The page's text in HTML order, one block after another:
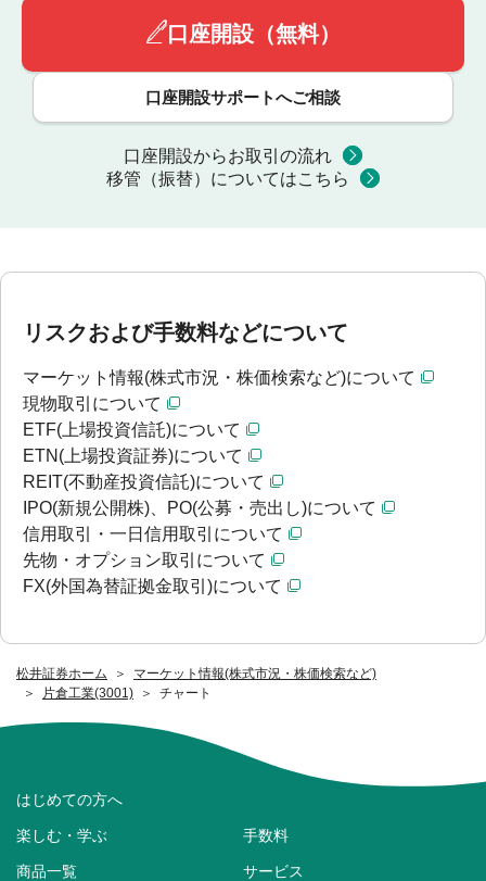
松井証券ホーム
マーケット情報(株式市況・株価検索など)
片倉工業(3001)
チャート
口座開設（無料）
口座開設サポートへご相談
口座開設からお取引の流れ
移管（振替）についてはこちら
リスクおよび手数料などについて
マーケット情報(株式市況・株価検索など)について
現物取引について
ETF(上場投資信託)について
ETN(上場投資証券)について
REIT(不動産投資信託)について
IPO(新規公開株)、PO(公募・売出し)について
信用取引・一日信用取引について
先物・オプション取引について
FX(外国為替証拠金取引)について
はじめての方へ
楽しむ・学ぶ 手数料
商品一覧 サービス